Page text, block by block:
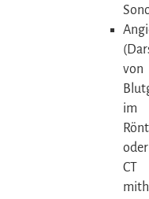
von
im
oder
CT